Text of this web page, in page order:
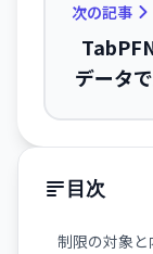
次の記事
データ
目次
制限の対象と